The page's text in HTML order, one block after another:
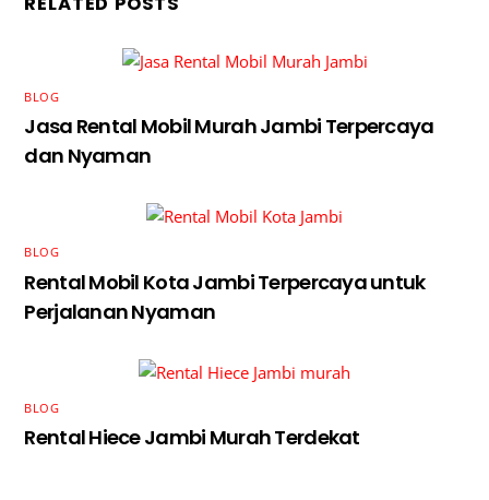
BLOG
Jasa Rental Mobil Murah Jambi Terpercaya
dan Nyaman
BLOG
Rental Mobil Kota Jambi Terpercaya untuk
Perjalanan Nyaman
BLOG
Rental Hiece Jambi Murah Terdekat